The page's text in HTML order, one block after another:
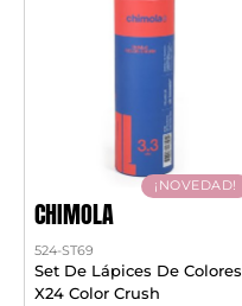
¡NOVEDAD!
CHIMOLA
524-ST69
Set De Lápices De Colores
X24 Color Crush